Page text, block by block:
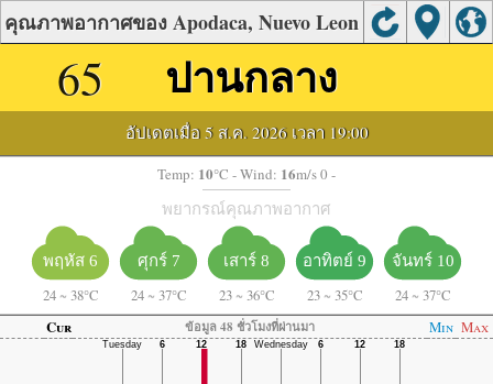
คุณภาพอากาศของ Apodaca, Nuevo Leon
65 ปานกลาง
อัปเดตเมื่อ 5 ส.ค. 2026 เวลา 19:00
Temp: 10°C - Wind: 16m/s 0 -
พยากรณ์คุณภาพอากาศ
พฤหัส 6
24 ~ 38°C
ศุกร์ 7
24 ~ 37°C
เสาร์ 8
23 ~ 36°C
อาทิตย์ 9
23 ~ 35°C
จันทร์ 10
24 ~ 37°C
Cur
ข้อมูล 48 ชั่วโมงที่ผ่านมา Min Max